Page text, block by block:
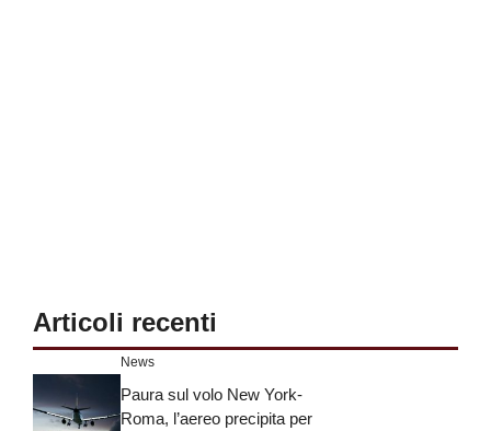
Articoli recenti
News
Paura sul volo New York-
Roma, l’aereo precipita per